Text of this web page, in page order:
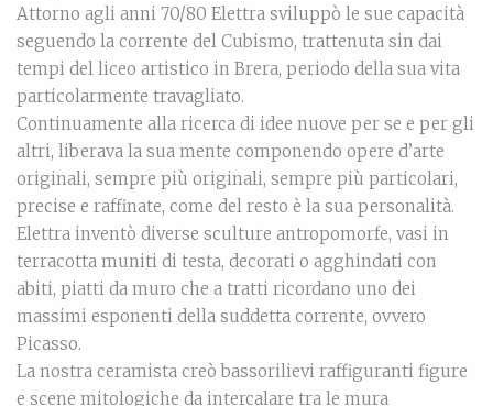
Attorno agli anni 70/80 Elettra sviluppò le sue capacità
seguendo la corrente del Cubismo, trattenuta sin dai
tempi del liceo artistico in Brera, periodo della sua vita
particolarmente travagliato.
Continuamente alla ricerca di idee nuove per se e per gli
altri, liberava la sua mente componendo opere d’arte
originali, sempre più originali, sempre più particolari,
precise e raffinate, come del resto è la sua personalità.
Elettra inventò diverse sculture antropomorfe, vasi in
terracotta muniti di testa, decorati o agghindati con
abiti, piatti da muro che a tratti ricordano uno dei
massimi esponenti della suddetta corrente, ovvero
Picasso.
La nostra ceramista creò bassorilievi raffiguranti figure
e scene mitologiche da intercalare tra le mura